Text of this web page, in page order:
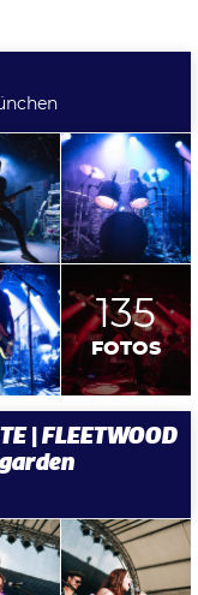
135
FOTOS
| FLEETWOOD